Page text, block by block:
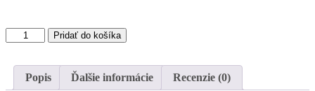
množstvo
BELTON
ZÁKLAD,
sprej
Pridať do košíka
Popis Ďalšie informácie Recenzie (0)